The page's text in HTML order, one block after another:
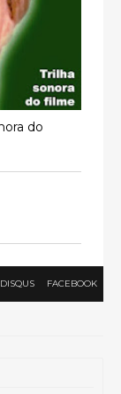
do
DISQUS FACEBOOK